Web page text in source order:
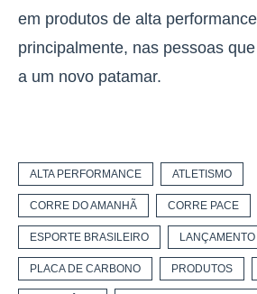
em produtos de alta
principalmente, nas pessoas
a um novo patamar.
ALTA PERFORMANCE ATLETISMO
CORRE DO AMANHÃ CORRE PACE
ESPORTE BRASILEIRO LANÇAMENTO
PLACA DE CARBONO PRODUTOS